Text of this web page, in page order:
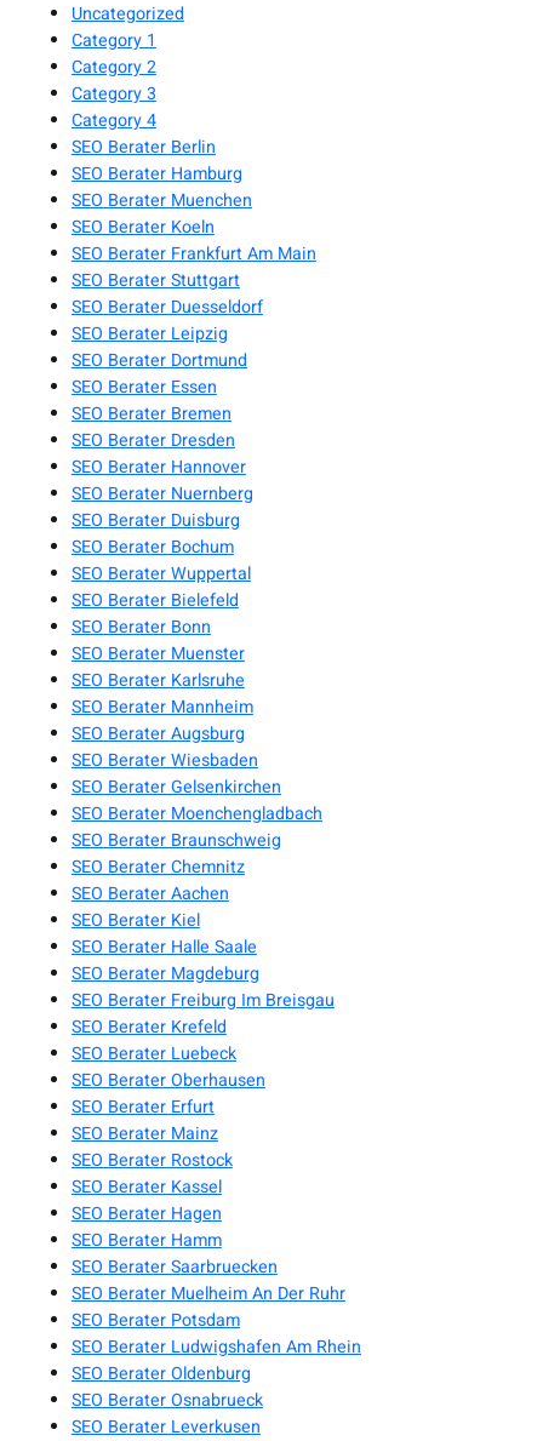
Uncategorized
Category 1
Category 2
Category 3
Category 4
SEO Berater Berlin
SEO Berater Hamburg
SEO Berater Muenchen
SEO Berater Koeln
SEO Berater Frankfurt Am Main
SEO Berater Stuttgart
SEO Berater Duesseldorf
SEO Berater Leipzig
SEO Berater Dortmund
SEO Berater Essen
SEO Berater Bremen
SEO Berater Dresden
SEO Berater Hannover
SEO Berater Nuernberg
SEO Berater Duisburg
SEO Berater Bochum
SEO Berater Wuppertal
SEO Berater Bielefeld
SEO Berater Bonn
SEO Berater Muenster
SEO Berater Karlsruhe
SEO Berater Mannheim
SEO Berater Augsburg
SEO Berater Wiesbaden
SEO Berater Gelsenkirchen
SEO Berater Moenchengladbach
SEO Berater Braunschweig
SEO Berater Chemnitz
SEO Berater Aachen
SEO Berater Kiel
SEO Berater Halle Saale
SEO Berater Magdeburg
SEO Berater Freiburg Im Breisgau
SEO Berater Krefeld
SEO Berater Luebeck
SEO Berater Oberhausen
SEO Berater Erfurt
SEO Berater Mainz
SEO Berater Rostock
SEO Berater Kassel
SEO Berater Hagen
SEO Berater Hamm
SEO Berater Saarbruecken
SEO Berater Muelheim An Der Ruhr
SEO Berater Potsdam
SEO Berater Ludwigshafen Am Rhein
SEO Berater Oldenburg
SEO Berater Osnabrueck
SEO Berater Leverkusen